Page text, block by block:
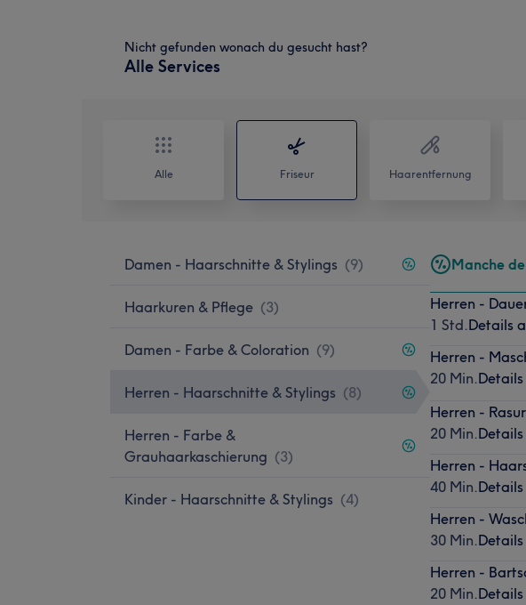
Nicht gefunden wonach du gesucht hast?
Alle Services
Alle Friseur Haarentfernung
Damen - Haarschnitte & Stylings (9)
Haarkuren & Pflege (3)
Damen - Farbe & Coloration (9)
Herren - Haarschnitte & Stylings (8)
Herren - Farbe &
Grauhaarkaschierung (3)
Kinder - Haarschnitte & Stylings (4)
Manche
Herren -
1 Std.Details
Herren -
20 Min.
Herren - Rasur
20 Min.
Herren -
40 Min.
Herren -
30 Min.
Herren -
20 Min.